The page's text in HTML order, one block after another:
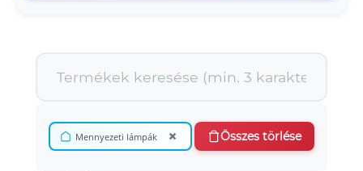
Mennyezeti lámpák × Összes törlése